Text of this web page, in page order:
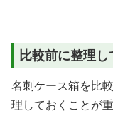
比較前に整理
名刺ケース箱を比
理しておくことが重